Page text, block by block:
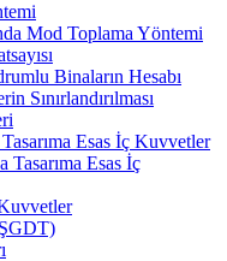
Mod Toplama Yöntemi
Binaların Hesabı
Sınırlandırılması
Esas İç Kuvvetler
Tasarıma Esas İç